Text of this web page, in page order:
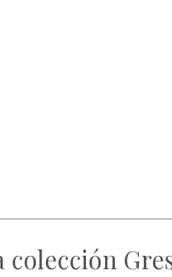
colección